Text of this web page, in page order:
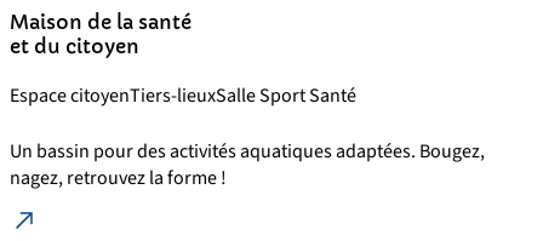
Maison de la santé
et du citoyen
Espace citoyenTiers-lieuxSalle Sport Santé
Un bassin pour des activités aquatiques adaptées. Bougez,
nagez, retrouvez la forme !